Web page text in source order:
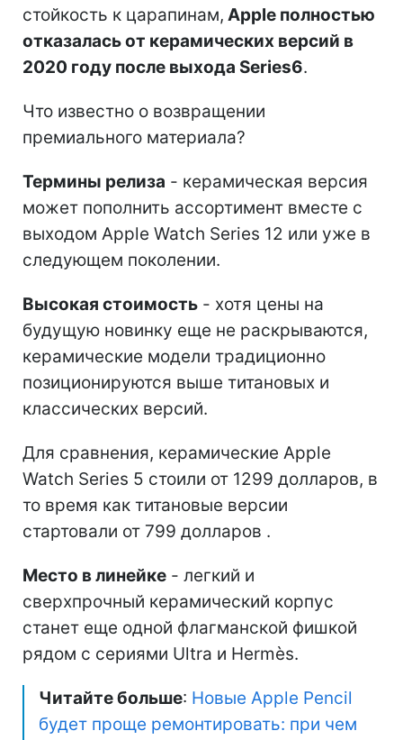
стойкость к царапинам, Apple полностью
отказалась от керамических версий в
2020 году после выхода Series6.
Что известно о возвращении
премиального материала?
Термины релиза - керамическая версия
может пополнить ассортимент вместе с
выходом Apple Watch Series 12 или уже в
следующем поколении.
Высокая стоимость - хотя цены на
будущую новинку еще не раскрываются,
керамические модели традиционно
позиционируются выше титановых и
классических версий.
Для сравнения, керамические Apple
Watch Series 5 стоили от 1299 долларов, в
то время как титановые версии
стартовали от 799 долларов .
Место в линейке - легкий и
сверхпрочный керамический корпус
станет еще одной флагманской фишкой
рядом с сериями Ultra и Hermès.
Читайте больше: Новые Apple Pencil
будет проще ремонтировать: при чем